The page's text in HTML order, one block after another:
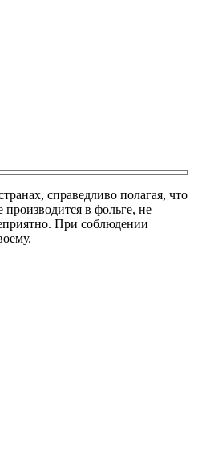
справедливо полагая, что
производится в фольге, не
При соблюдении